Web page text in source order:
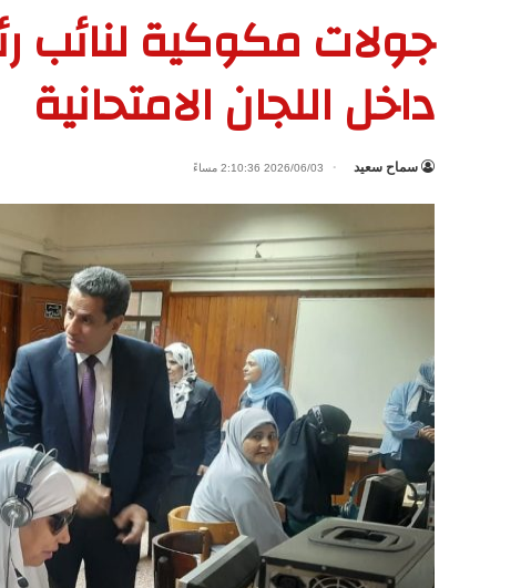
جولات مكوكية لنائب
داخل اللجان الامتحانية
سماح سعيد 2026/06/03 2:10:36 مساءً